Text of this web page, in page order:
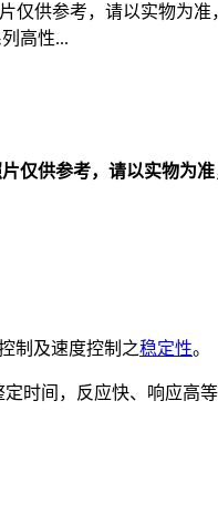
仅供参考，请以实物为
高性...
仅供参考，请以实物为准
制及速度控制之稳定性。
时间，反应快、响应高等